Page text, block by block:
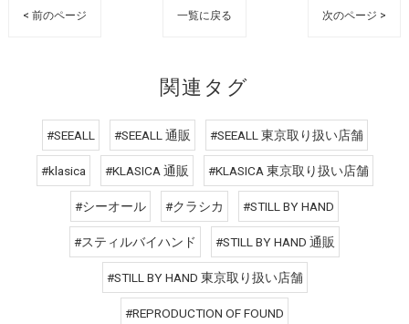
< 前のページ 一覧に戻る 次のページ >
関連タグ
#SEEALL #SEEALL 通販 #SEEALL 東京取り扱い店舗
#klasica #KLASICA 通販 #KLASICA 東京取り扱い店舗
#シーオール #クラシカ #STILL BY HAND
#スティルバイハンド #STILL BY HAND 通販
#STILL BY HAND 東京取り扱い店舗
#REPRODUCTION OF FOUND